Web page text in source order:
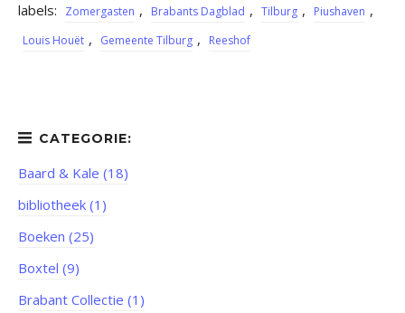
labels: Zomergasten , Brabants Dagblad , Tilburg , Piushaven ,
Louis Houët , Gemeente Tilburg , Reeshof
Baard & Kale (18)
bibliotheek (1)
Boeken (25)
Boxtel (9)
Brabant Collectie (1)